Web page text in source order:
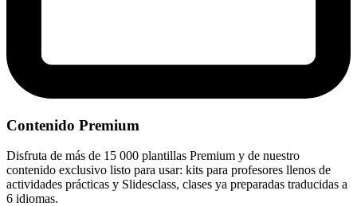
Contenido Premium
Disfruta de más de 15 000 plantillas Premium y de nuestro
contenido exclusivo listo para usar: kits para profesores llenos de
actividades prácticas y Slidesclass, clases ya preparadas traducidas a
6 idiomas.